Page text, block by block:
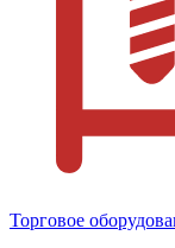
Торговое